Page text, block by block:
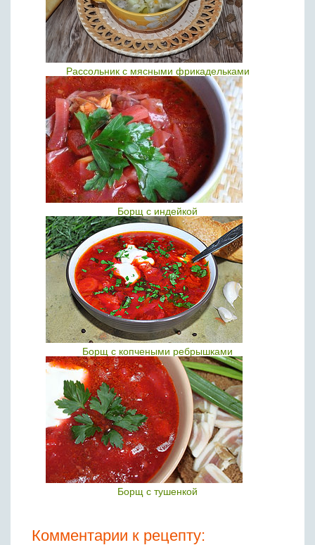
Рассольник с мясными фрикадельками
Борщ с индейкой
Борщ с копчеными ребрышками
Борщ с тушенкой
Комментарии к рецепту: